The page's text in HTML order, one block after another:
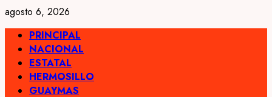
Skip
to
content
agosto 6, 2026
Primary
Menu
PRINCIPAL
NACIONAL
ESTATAL
HERMOSILLO
GUAYMAS